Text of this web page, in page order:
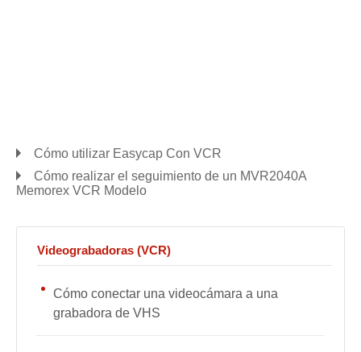
Cómo utilizar Easycap Con VCR
Cómo realizar el seguimiento de un MVR2040A
Memorex VCR Modelo
Videograbadoras (VCR)
Cómo conectar una videocámara a una
grabadora de VHS